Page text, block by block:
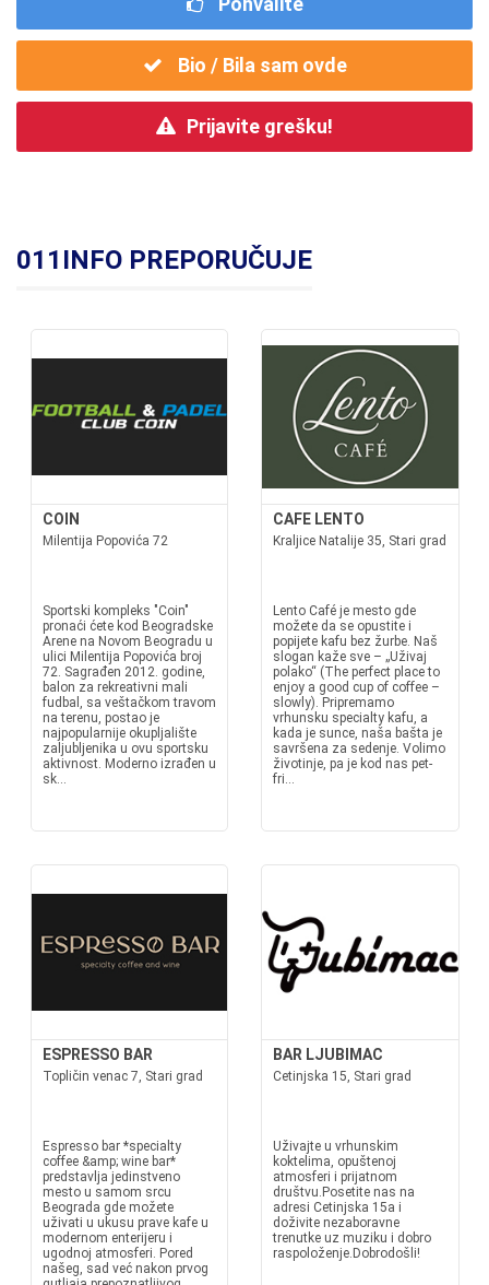
Bio / Bila sam ovde
Prijavite grešku!
011INFO PREPORUČUJE
COIN
Milentija Popovića 72
Sportski kompleks "Coin"
pronaći ćete kod Beogradske
Arene na Novom Beogradu u
ulici Milentija Popovića broj
72. Sagrađen 2012. godine,
balon za rekreativni mali
fudbal, sa veštačkom travom
na terenu, postao je
najpopularnije okupljalište
zaljubljenika u ovu sportsku
aktivnost. Moderno izrađen u
sk...
CAFE LENTO
Kraljice Natalije 35, Stari grad
Lento Café je mesto gde
možete da se opustite i
popijete kafu bez žurbe. Naš
slogan kaže sve – „Uživaj
polako“ (The perfect place to
enjoy a good cup of coffee –
slowly). Pripremamo
vrhunsku specialty kafu, a
kada je sunce, naša bašta je
savršena za sedenje. Volimo
životinje, pa je kod nas pet-
fri...
ESPRESSO BAR
Topličin venac 7, Stari grad
Espresso bar *specialty
coffee &amp; wine bar*
predstavlja jedinstveno
mesto u samom srcu
Beograda gde možete
uživati u ukusu prave kafe u
modernom enterijeru i
ugodnoj atmosferi. Pored
našeg, sad već nakon prvog
BAR LJUBIMAC
Cetinjska 15, Stari grad
Uživajte u vrhunskim
koktelima, opuštenoj
atmosferi i prijatnom
društvu.Posetite nas na
adresi Cetinjska 15a i
doživite nezaboravne
trenutke uz muziku i dobro
raspoloženje.Dobrodošli!